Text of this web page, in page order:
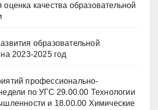
качества образовательной
образовательной
2023-2025 год
профессионально-
по УГС 29.00.00 Технологии
и 18.00.00 Химические